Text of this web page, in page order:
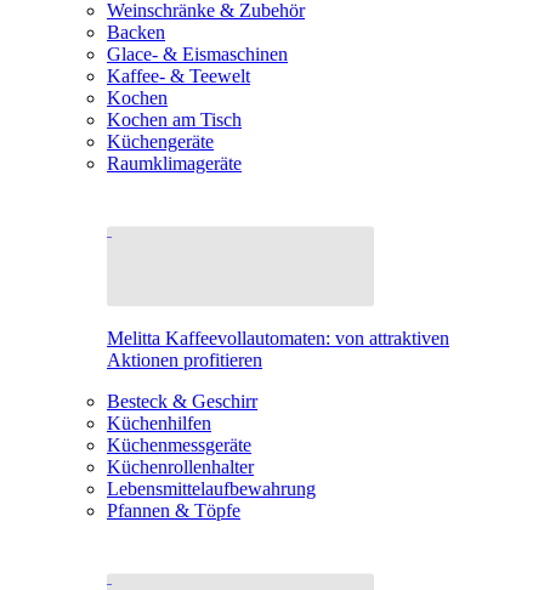
Weinschränke & Zubehör
Backen
Glace- & Eismaschinen
Kaffee- & Teewelt
Kochen
Kochen am Tisch
Küchengeräte
Raumklimageräte
Melitta Kaffeevollautomaten: von attraktiven
Aktionen profitieren
Besteck & Geschirr
Küchenhilfen
Küchenmessgeräte
Küchenrollenhalter
Lebensmittelaufbewahrung
Pfannen & Töpfe